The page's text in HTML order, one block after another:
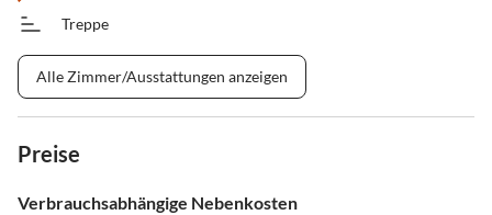
Treppe
Alle Zimmer/Ausstattungen anzeigen
Preise
Verbrauchsabhängige Nebenkosten